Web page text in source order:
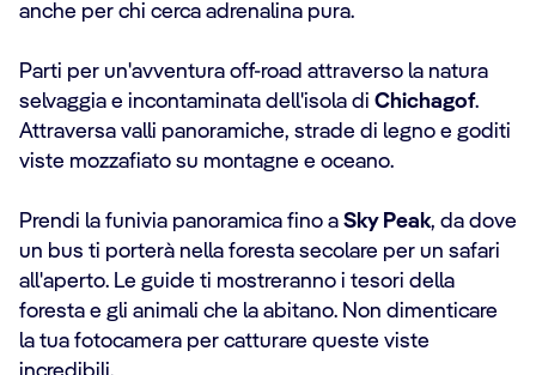
anche per chi cerca adrenalina pura.
Parti per un'avventura off-road attraverso la natura
selvaggia e incontaminata dell'isola di Chichagof.
Attraversa valli panoramiche, strade di legno e goditi
viste mozzafiato su montagne e oceano.
Prendi la funivia panoramica fino a Sky Peak, da dove
un bus ti porterà nella foresta secolare per un safari
all'aperto. Le guide ti mostreranno i tesori della
foresta e gli animali che la abitano. Non dimenticare
la tua fotocamera per catturare queste viste